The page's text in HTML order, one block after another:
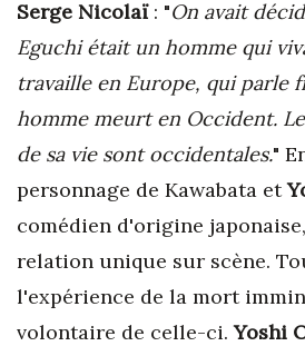
Serge Nicolaï: "On avait
Eguchi était un homme qui
travaille en Europe, qui parle
homme meurt en Occident.
de sa vie sont occidentales."
personnage de Kawabata et
comédien d'origine
relation unique sur scène.
l'expérience de la mort
volontaire de celle-ci.Yoshi